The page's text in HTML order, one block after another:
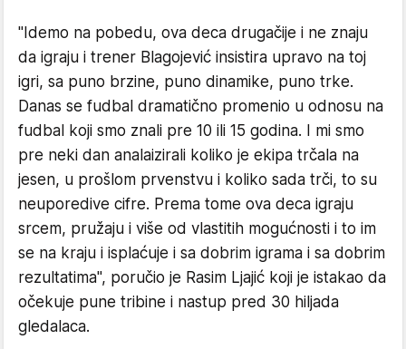
"Idemo na pobedu, ova deca drugačije i ne znaju
da igraju i trener Blagojević insistira upravo na toj
igri, sa puno brzine, puno dinamike, puno trke.
Danas se fudbal dramatično promenio u odnosu na
fudbal koji smo znali pre 10 ili 15 godina. I mi smo
pre neki dan analaizirali koliko je ekipa trčala na
jesen, u prošlom prvenstvu i koliko sada trči, to su
neuporedive cifre. Prema tome ova deca igraju
srcem, pružaju i više od vlastitih mogućnosti i to im
se na kraju i isplaćuje i sa dobrim igrama i sa dobrim
rezultatima", poručio je Rasim Ljajić koji je istakao da
očekuje pune tribine i nastup pred 30 hiljada
gledalaca.